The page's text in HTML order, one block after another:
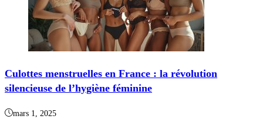
Culottes menstruelles en France : la révolution
silencieuse de l’hygiène féminine
mars 1, 2025